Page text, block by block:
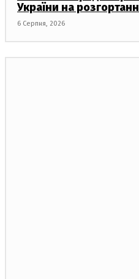
України на
6 Серпня, 2026